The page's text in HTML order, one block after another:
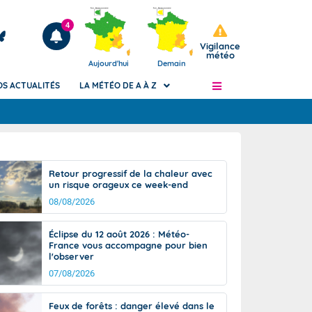
Articles
4
Aujourd'hui Demain
Vigilance
météo
de
Phénomènes dangereux de J+2 à J+7
Avertissement pluies intenses à l'échelle
des communes (Apic)
Bulletins Marine
Bulletins d'estimation du risque
d'avalanche
Météo des forêts
Vigicrues
ACTUALITÉS LA MÉTÉO DE A À Z
Retour progressif de la chaleur avec
un risque orageux ce week-end
08/08/2026
Éclipse du 12 août 2026 : Météo-
France vous accompagne pour bien
l'observer
07/08/2026
Feux de forêts : danger élevé dans le